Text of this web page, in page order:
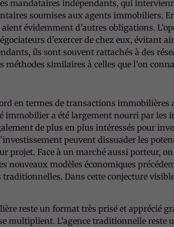
mandataires indépendants, qui
soumises aux agents immobiliers.
évidemment d’autres obligations.
d’exercer de chez eux, évitant
ils sont souvent rattachés à des
similaires à celles que l’on
en termes de transactions
immobilier a été largement nourri par les
de plus en plus intéressés pour
peuvent dissuader les
projet. Face à un marché aussi porteur,
nouveaux modèles économiques
Dans cette conjecture
reste un format très prisé et apprécié
multiplient. L’agence traditionnelle reste